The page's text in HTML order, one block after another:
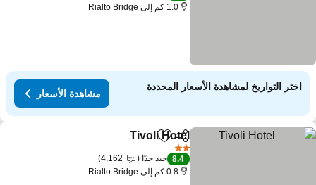
1.0 كم إلى Rialto Bridge
اختر التواريخ لمشاهدة الأسعار المحددة
مشاهدة الأسعار
مشاركةAdd to favorites
Tivoli Hotel
8.4 جيد جدًا
4,162
0.8 كم إلى Rialto Bridge